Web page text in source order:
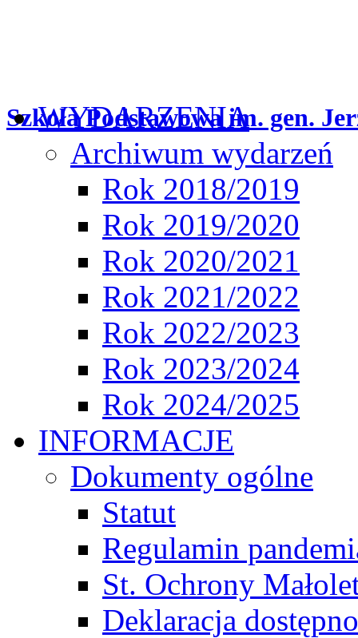
Szkoła Podstawowa im. gen.
WYDARZENIA
Archiwum wydarzeń
Rok 2018/2019
Rok 2019/2020
Rok 2020/2021
Rok 2021/2022
Rok 2022/2023
Rok 2023/2024
Rok 2024/2025
INFORMACJE
Dokumenty ogólne
Statut
Regulamin
St. Ochrony
Deklaracja